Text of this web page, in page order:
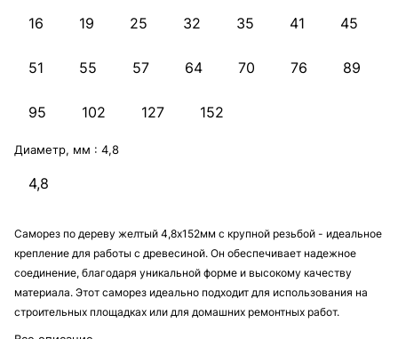
16 19 25 32 35 41 45
51 55 57 64 70 76 89
95 102 127 152
Диаметр, мм : 4,8
4,8
Саморез по дереву желтый 4,8х152мм с крупной резьбой - идеальное
крепление для работы с древесиной. Он обеспечивает надежное
соединение, благодаря уникальной форме и высокому качеству
материала. Этот саморез идеально подходит для использования на
строительных площадках или для домашних ремонтных работ.